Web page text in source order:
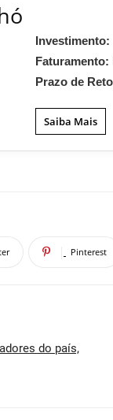
Investimento:
Faturamento:
Prazo de
Saiba Mais
Pinterest
do país,